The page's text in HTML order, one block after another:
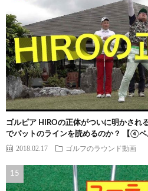
ゴルピア HIROの正体がついに明かされ
でパットのラインを読めるのか？ 【④ベ
2018.02.17 ゴルフのラウンド動画